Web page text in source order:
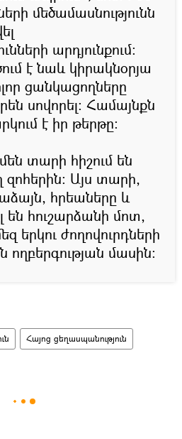
մեծամասնությունն
արդյունքում:
է նաև կիրակնօրյա
ցանկացողները
սովորել: Համայնքն
է իր թերթը:
տարի հիշում են
զոհերին։ Այս տարի,
հրեաները և
են հուշարձանի մոտ,
երկու ժողովուրդների
ողբերգության մասին։
Հայոց ցեղասպանություն